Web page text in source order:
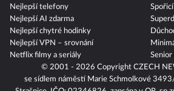
Nejlepší telefony
Nejlepší AI zdarma
Nejlepší chytré hodinky
Nejlepší VPN – srovnání
Netflix filmy a seriály
Senior
© 2001 - 2026 Copyright CZECH
se sídlem náměstí Marie Schmolkové